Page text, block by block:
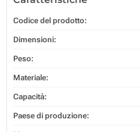
Codice del prodotto:
Dimensioni:
Peso:
Materiale:
Capacità:
Paese di produzione: